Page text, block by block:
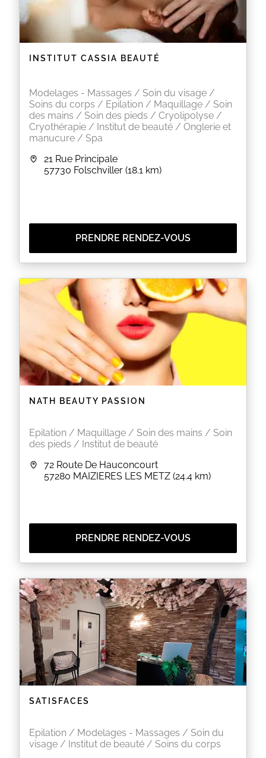
INSTITUT CASSIA BEAUTÉ
Modelages - Massages / Soin du visage /
Soins du corps / Epilation / Maquillage / Soin
des mains / Soin des pieds / Cryolipolyse /
Cryothérapie / Institut de beauté / Onglerie et
manucure / Spa
21 Rue Principale
57730 Folschviller (18.1 km)
PRENDRE RENDEZ-VOUS
NATH BEAUTY PASSION
Epilation / Maquillage / Soin des mains / Soin
des pieds / Institut de beauté
72 Route De Hauconcourt
57280 MAIZIERES LES METZ (24.4 km)
PRENDRE RENDEZ-VOUS
SATISFACES
Epilation / Modelages - Massages / Soin du
visage / Institut de beauté / Soins du corps